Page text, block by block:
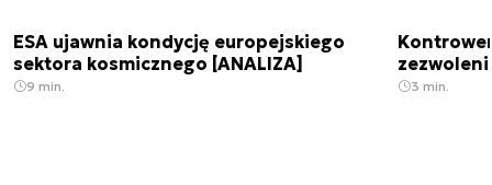
ESA ujawnia kondycję europejskiego
sektora kosmicznego [ANALIZA]
9 min. 3 min.